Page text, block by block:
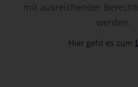
mit ausreichender
werden.
Hier geht es zum